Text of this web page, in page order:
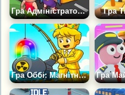
Гра Адміністратор Терміналу — Автобусний Магнат Гра
Гра Оббі: Магнітна Риболовля: Острівний Магнат